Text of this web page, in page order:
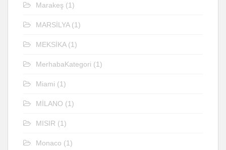
Marakeş (1)
MARSİLYA(1)
MEKSİKA(1)
MerhabaKategori (1)
Miami (1)
MİLANO (1)
MISIR (1)
Monaco (1)